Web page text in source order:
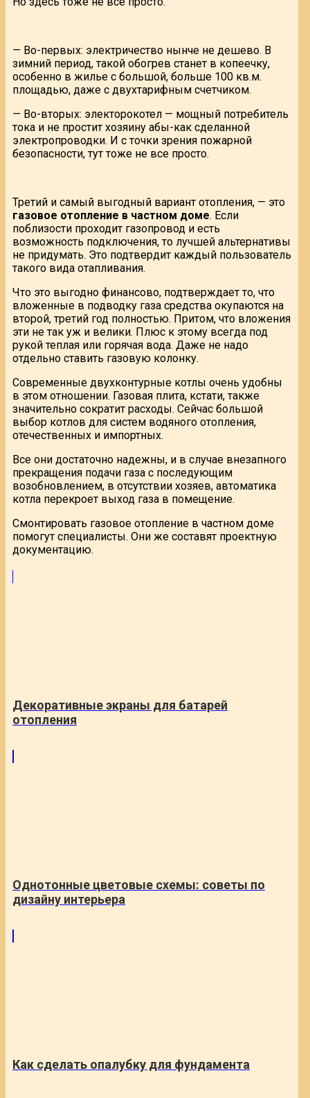
— Во-первых: электричество нынче не дешево. В
зимний период, такой обогрев станет в копеечку,
особенно в жилье с большой, больше 100 кв.м.
площадью, даже с двухтарифным счетчиком.
— Во-вторых: электорокотел — мощный потребитель
тока и не простит хозяину абы-как сделанной
электропроводки. И с точки зрения пожарной
безопасности, тут тоже не все просто.
Третий и самый выгодный вариант отопления, — это
газовое отопление в частном доме. Если
поблизости проходит газопровод и есть
возможность подключения, то лучшей альтернативы
не придумать. Это подтвердит каждый пользователь
такого вида отапливания.
Что это выгодно финансово, подтверждает то, что
вложенные в подводку газа средства окупаются на
второй, третий год полностью. Притом, что вложения
эти не так уж и велики. Плюс к этому всегда под
рукой теплая или горячая вода. Даже не надо
отдельно ставить газовую колонку.
Современные двухконтурные котлы очень удобны
в этом отношении. Газовая плита, кстати, также
значительно сократит расходы. Сейчас большой
выбор котлов для систем водяного отопления,
отечественных и импортных.
Все они достаточно надежны, и в случае внезапного
прекращения подачи газа с последующим
возобновлением, в отсутствии хозяев, автоматика
котла перекроет выход газа в помещение.
Смонтировать газовое отопление в частном доме
помогут специалисты. Они же составят проектную
документацию.
Декоративные экраны для батарей
отопления
Однотонные цветовые схемы: советы по
дизайну интерьера
Как сделать опалубку для фундамента